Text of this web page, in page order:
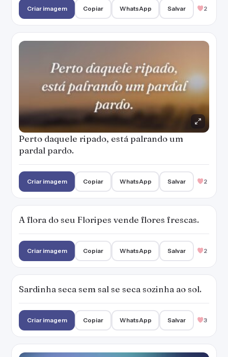
Criar imagem Copiar WhatsApp Salvar 2
Perto daquele ripado, está palrando um
pardal pardo.
Criar imagem Copiar WhatsApp Salvar 2
A flora do seu Floripes vende flores frescas.
Criar imagem Copiar WhatsApp Salvar 2
Sardinha seca sem sal se seca sozinha ao sol.
Criar imagem Copiar WhatsApp Salvar 3